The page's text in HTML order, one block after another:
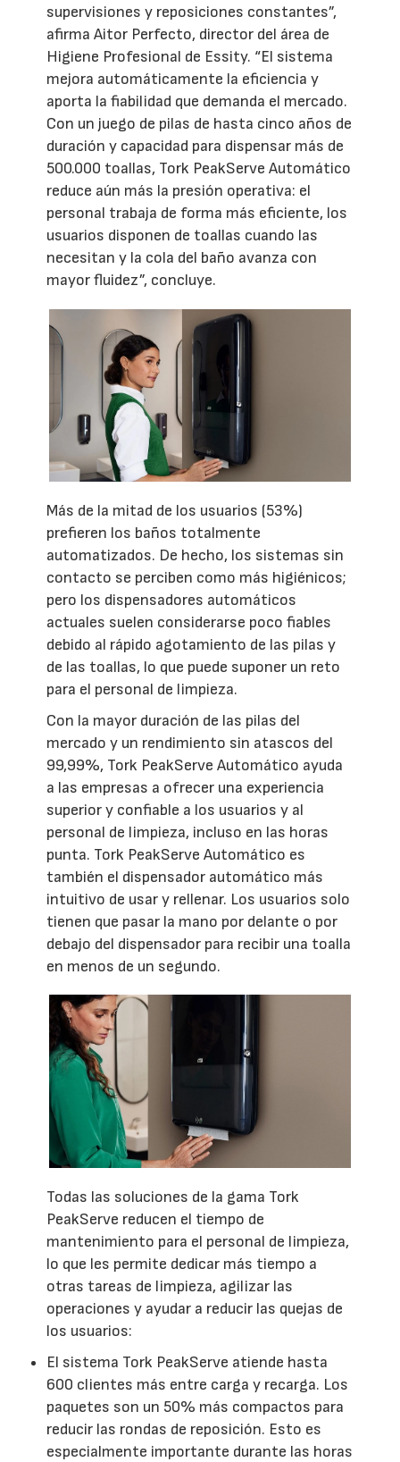
supervisiones y reposiciones constantes”,
afirma Aitor Perfecto, director del área de
Higiene Profesional de Essity. “El sistema
mejora automáticamente la eficiencia y
aporta la fiabilidad que demanda el mercado.
Con un juego de pilas de hasta cinco años de
duración y capacidad para dispensar más de
500.000 toallas, Tork PeakServe Automático
reduce aún más la presión operativa: el
personal trabaja de forma más eficiente, los
usuarios disponen de toallas cuando las
necesitan y la cola del baño avanza con
mayor fluidez”, concluye.
Más de la mitad de los usuarios (53%)
prefieren los baños totalmente
automatizados. De hecho, los sistemas sin
contacto se perciben como más higiénicos;
pero los dispensadores automáticos
actuales suelen considerarse poco fiables
debido al rápido agotamiento de las pilas y
de las toallas, lo que puede suponer un reto
para el personal de limpieza.
Con la mayor duración de las pilas del
mercado y un rendimiento sin atascos del
99,99%, Tork PeakServe Automático ayuda
a las empresas a ofrecer una experiencia
superior y confiable a los usuarios y al
personal de limpieza, incluso en las horas
punta. Tork PeakServe Automático es
también el dispensador automático más
intuitivo de usar y rellenar. Los usuarios solo
tienen que pasar la mano por delante o por
debajo del dispensador para recibir una toalla
en menos de un segundo.
Todas las soluciones de la gama Tork
PeakServe reducen el tiempo de
mantenimiento para el personal de limpieza,
lo que les permite dedicar más tiempo a
otras tareas de limpieza, agilizar las
operaciones y ayudar a reducir las quejas de
los usuarios:
El sistema Tork PeakServe atiende hasta
600 clientes más entre carga y recarga. Los
paquetes son un 50% más compactos para
reducir las rondas de reposición. Esto es
especialmente importante durante las horas